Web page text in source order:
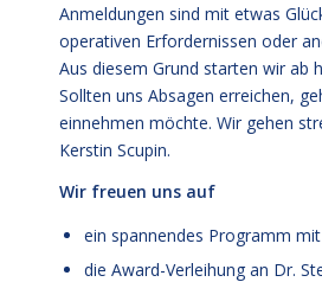
Anmeldungen sind mit etwas
operativen Erfordernissen oder
Aus diesem Grund starten wir ab
Sollten uns Absagen erreichen,
einnehmen möchte. Wir gehen
Kerstin Scupin.
Wir freuen uns auf
ein spannendes Programm
die Award-Verleihung an Dr.